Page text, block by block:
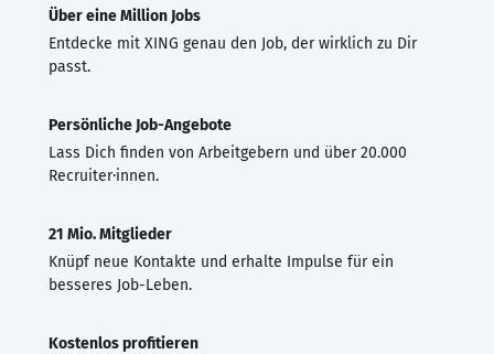
Über eine Million Jobs
Entdecke mit XING genau den Job, der wirklich zu Dir
passt.
Persönliche Job-Angebote
Lass Dich finden von Arbeitgebern und über 20.000
Recruiter·innen.
21 Mio. Mitglieder
Knüpf neue Kontakte und erhalte Impulse für ein
besseres Job-Leben.
Kostenlos profitieren